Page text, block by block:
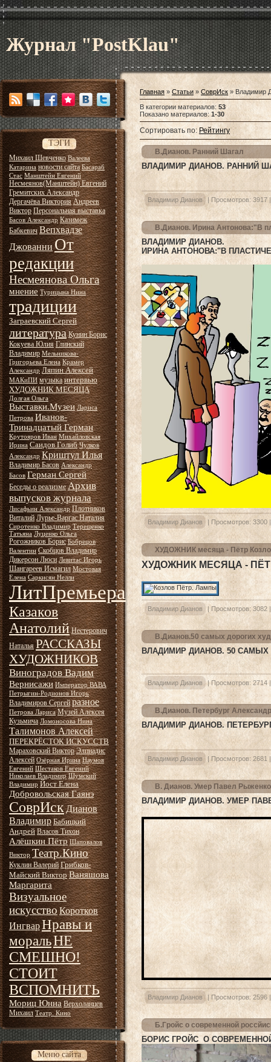
Журнал "PostKlau"
ТЭГИ
Михаил Шевченко Валеева
Катарина новости сайта Басараб
Стас Манштейн Евгений
Несмеянов(Манштейн) Евгений
Гремитских Александр
Дергачёва Виктория Андреев
Виктор Персональная выставка
Басов Александр Казимеж
Бабкевич Вепхвадзе
Джованни От
редакции
Несмеянова Ольга
мнение Турицына Нина
традиции
Заграевский Сергей
литература Кунин Борис
Кокуева Юлия Глинский
Владимир Мельникова-
Григорьева Елена Крамер
Александр Ляпин Алексей
МАКиПИ музыка интервью
ХУДОЖНИК МЕСЯЦА
Долгая Ольга
Выставки.Музеи Лариса
Петрова Иванов-
Тринадцатый Герман
Крутояров Иван Михайловская
Ирина Саидов Голиб Чулков
Александр Криштул Илья
Владимир Басов Александр
Басов Герман Сергей
Беседы о реализме Архив
выпусков журнала
Лисафьин Александр Плотников
Виталий Лурье-Варгас Наталия
Сиротенко Владимир Терещенко
Татьяна Луценко Ольга
Рогожников Борис Бобрецов
Валентин Скобцов Владимир
Дикерсон Люси Левитас Игорь
Шангареев Исмагил Мостовая
Елена Саркисян Нелли
ЛитПремьера
Казаков
Анатолий Нестерович
Наталья РАССКАЗЫ
ХУДОЖНИКОВ
Виноградов Вадим
Вернисажи Император ВАВА
Петрыгин-Родионов Игорь
Владимиров Сергей разное
Петрова Лариса Музей Алексея
Кузьмича Ломоносова Нина
Талимонов Алексей
ПЕРЕКРЁСТОК ИСКУССТВ
Мараховский Виктор Элпиадис
Алексей Озёрная Ирина Наумов
Евгений Шестаков Евгений
Николаев Владимир Шумский
Владимир Йост Елена
Добровольская Гаянэ
СоврИскДианов
Владимир Бабицкий
Андрей Власов Тихон
Алёшкин Пётр Шаповалов
Виктор Театр.Кино
Куклин Валерий Грибков-
Майский Виктор Ваняшова
Маргарита
Визуальное
искусствоКоротков
ИнгварНравы и
моральНЕ
СМЕШНО!
СТОИТ
ВСПОМНИТЬ
Мориц Юнна Верхоланцев
Михаил Театр. Кино
Меню сайта
Главная » Статьи » СоврИск » Владимир
В категории материалов: 53
Показано материалов:1-30
Сортировать по: Рейтингу
В.Дианов. Ранний Шагал
ВЛАДИМИР ДИАНОВ. РАННИЙ
Владимир Дианов | Просмотров: 3917
В.Дианов. Ирина Антонова:"В
ВЛАДИМИР ДИАНОВ.
ИРИНА АНТОНОВА:"В
Владимир Дианов | Просмотров: 3300
ХУДОЖНИК месяца - Пётр
ХУДОЖНИК МЕСЯЦА -
Владимир Дианов | Просмотров: 3082
В.Дианов.50 самых дорогих
ВЛАДИМИР ДИАНОВ. 50
Владимир Дианов |Просмотров: 2714
В.Дианов. Петербург
ВЛАДИМИР ДИАНОВ.
Владимир Дианов | Просмотров: 2681
В. Дианов. Умер Павел Рыженко
ВЛАДИМИР ДИАНОВ. УМЕР
Владимир Дианов | Просмотров: 2596
Б.Гройс о современной
БОРИС ГРОЙС О